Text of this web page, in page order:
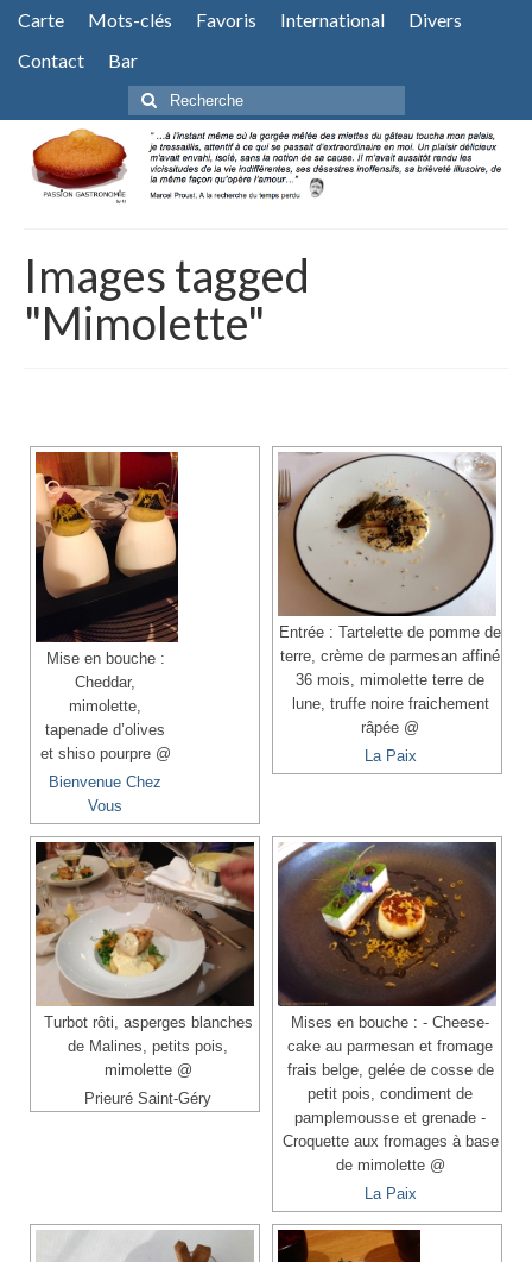
Carte Mots-clés Favoris International
Divers
Contact
Bar
Rechercher
:
Images tagged
"Mimolette"
Mise en bouche :
Cheddar,
mimolette,
tapenade d’olives
et shiso pourpre @
Bienvenue Chez
Vous
Entrée : Tartelette de pomme de
terre, crème de parmesan affiné
36 mois, mimolette terre de
lune, truffe noire fraichement
râpée @
La Paix
Turbot rôti, asperges blanches
de Malines, petits pois,
mimolette @
Prieuré Saint-Géry
Mises en bouche : - Cheese-
cake au parmesan et fromage
frais belge, gelée de cosse de
petit pois, condiment de
pamplemousse et grenade -
Croquette aux fromages à base
de mimolette @
La Paix